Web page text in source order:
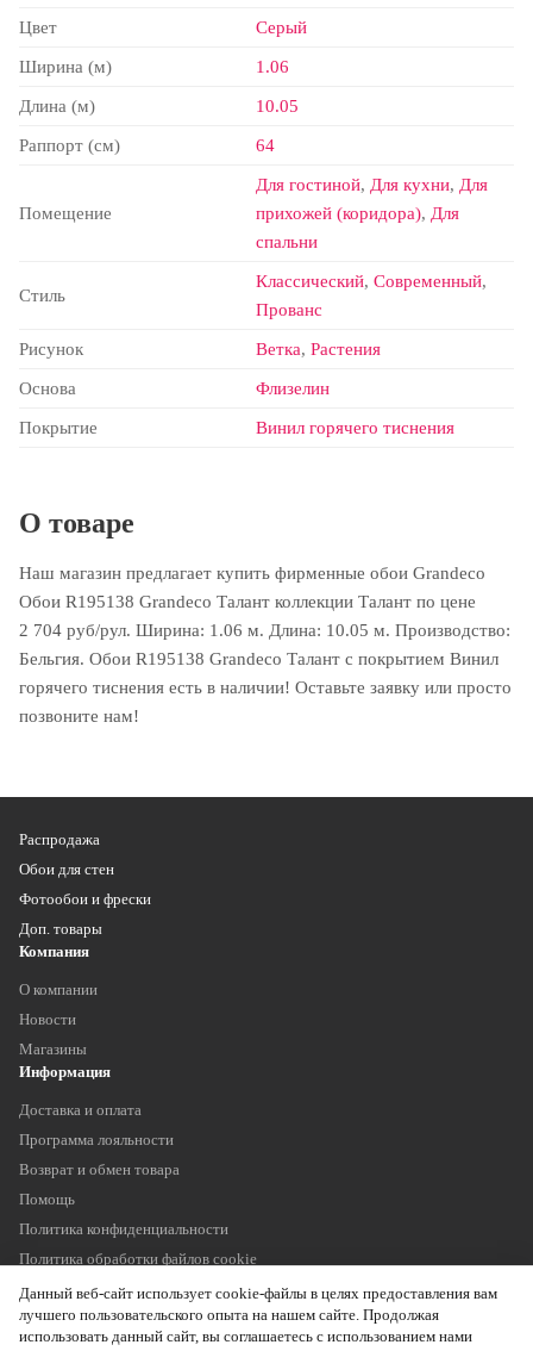
Цвет Серый
Ширина (м) 1.06
Длина (м) 10.05
Раппорт (см) 64
Помещение
Для гостиной, Для кухни, Для
прихожей (коридора), Для
спальни
Стиль
Классический, Современный,
Прованс
Рисунок Ветка, Растения
Основа Флизелин
Покрытие Винил горячего тиснения
О товаре
Наш магазин предлагает купить фирменные обои Grandeco
Обои R195138 Grandeco Талант коллекции Талант по цене
2 704 руб/рул. Ширина: 1.06 м. Длина: 10.05 м. Производство:
Бельгия. Обои R195138 Grandeco Талант с покрытием Винил
горячего тиснения есть в наличии! Оставьте заявку или просто
позвоните нам!
Распродажа
Обои для стен
Фотообои и фрески
Доп. товары
Компания
О компании
Новости
Магазины
Информация
Доставка и оплата
Программа лояльности
Возврат и обмен товара
Помощь
Политика конфиденциальности
Политика обработки файлов cookie
+7 (903) 755 11 75
info@oboitrade.ru
Данный веб-сайт использует cookie-файлы в целях предоставления вам
лучшего пользовательского опыта на нашем сайте. Продолжая
использовать данный сайт, вы соглашаетесь с использованием нами